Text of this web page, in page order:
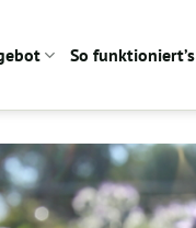
So funktioniert’s